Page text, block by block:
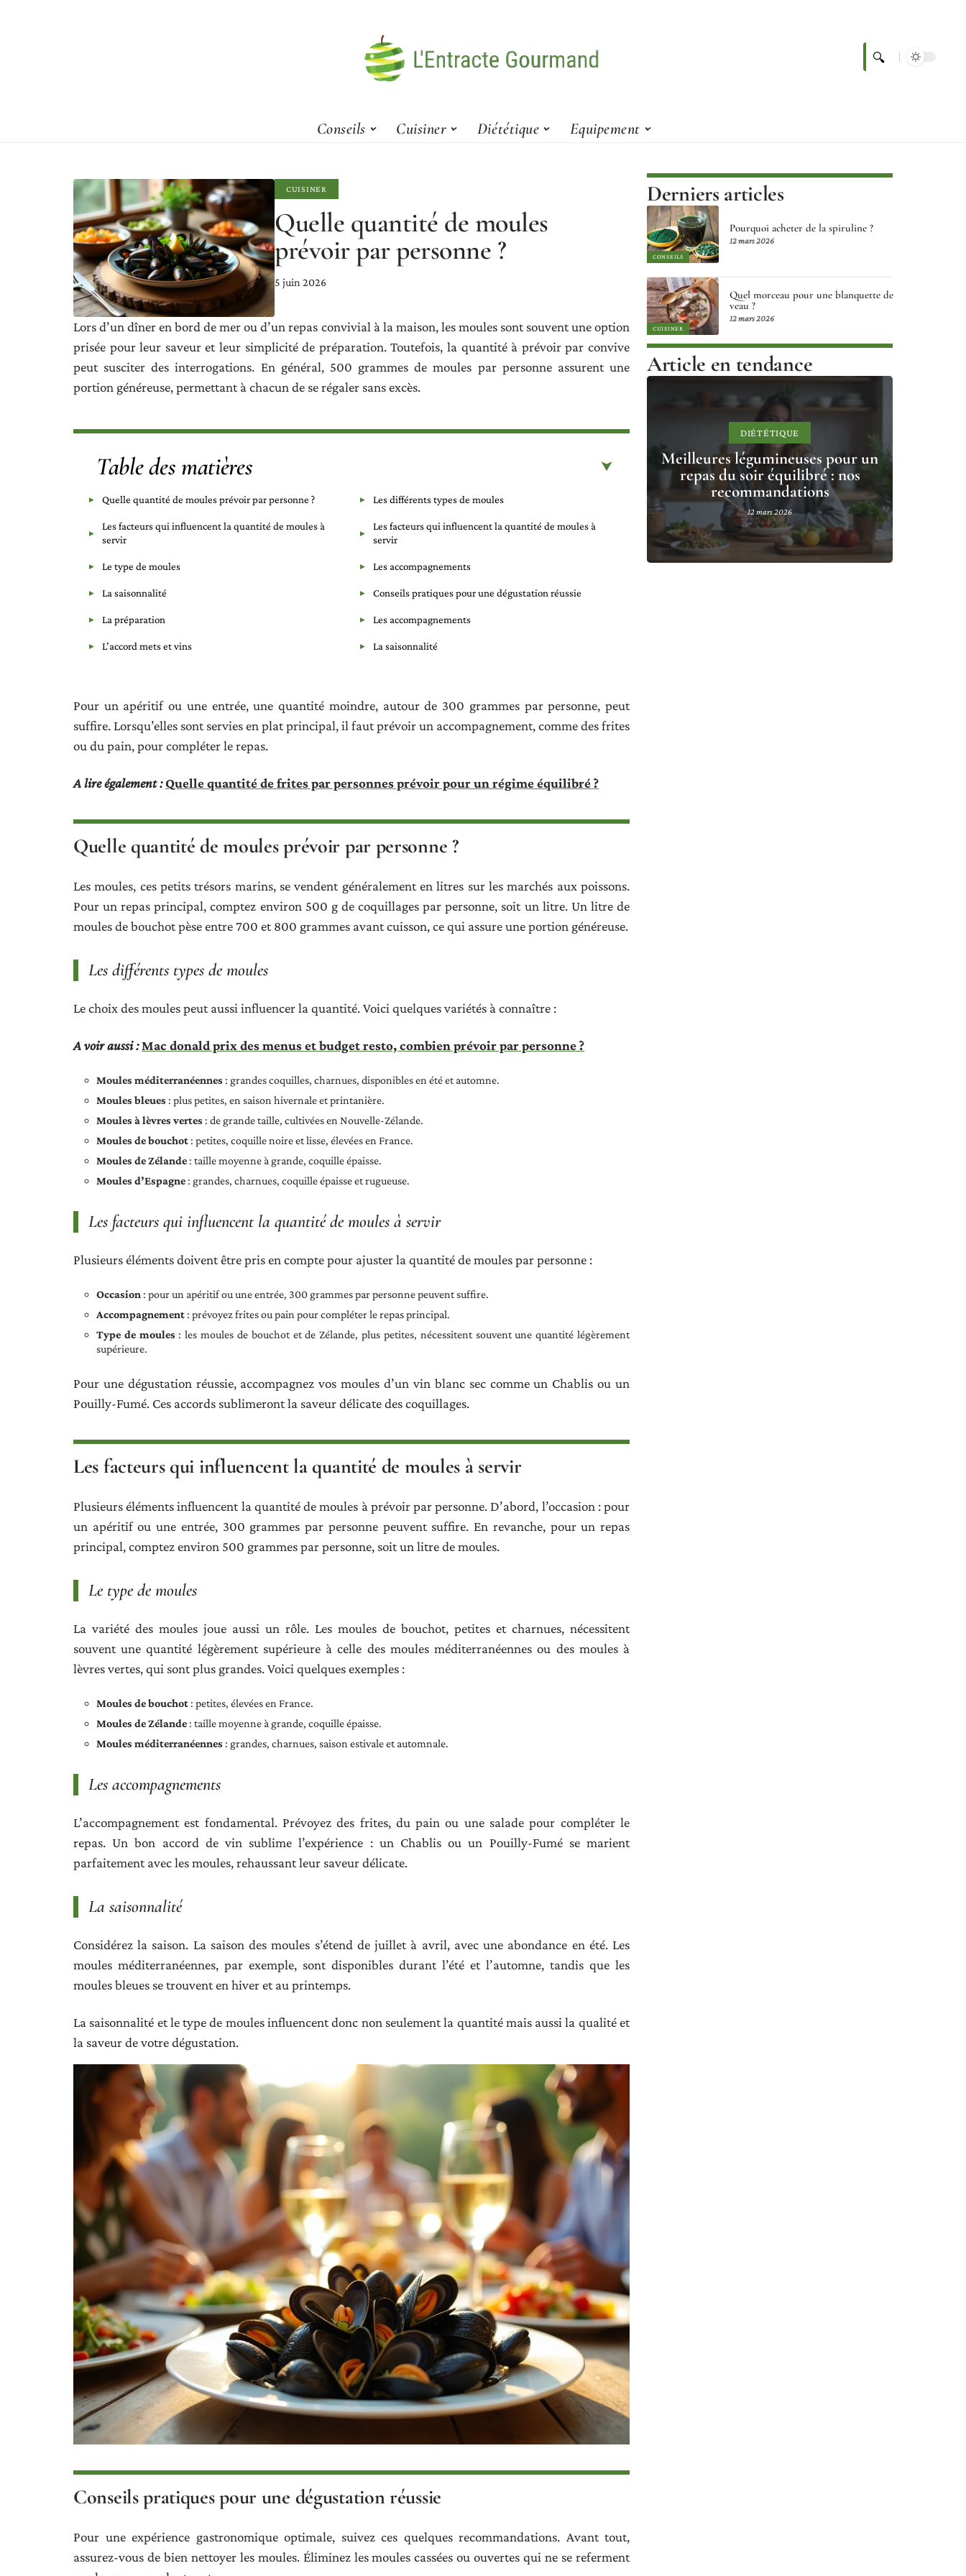
Conseils Cuisiner Diététique Equipement
CUISINER
Quelle quantité de moules
prévoir par personne ?
5 juin 2026
Lors d’un dîner en bord de mer ou d’un repas convivial à la maison, les moules sont souvent une option
prisée pour leur saveur et leur simplicité de préparation. Toutefois, la quantité à prévoir par convive
peut susciter des interrogations. En général, 500 grammes de moules par personne assurent une
portion généreuse, permettant à chacun de se régaler sans excès.
Table des matières
Quelle quantité de moules prévoir par personne ? Les différents types de moules
Les facteurs qui influencent la quantité de moules à
servir
Les facteurs qui influencent la quantité de moules à
servir
Le type de moules Les accompagnements
La saisonnalité Conseils pratiques pour une dégustation réussie
La préparation Les accompagnements
L’accord mets et vins La saisonnalité
Pour un apéritif ou une entrée, une quantité moindre, autour de 300 grammes par personne, peut
suffire. Lorsqu’elles sont servies en plat principal, il faut prévoir un accompagnement, comme des frites
ou du pain, pour compléter le repas.
A lire également :Quelle quantité de frites par personnes prévoir pour un régime équilibré ?
Quelle quantité de moules prévoir par personne ?
Les moules, ces petits trésors marins, se vendent généralement en litres sur les marchés aux poissons.
Pour un repas principal, comptez environ 500 g de coquillages par personne, soit un litre. Un litre de
moules de bouchot pèse entre 700 et 800 grammes avant cuisson, ce qui assure une portion généreuse.
Les différents types de moules
Le choix des moules peut aussi influencer la quantité. Voici quelques variétés à connaître :
A voir aussi :Mac donald prix des menus et budget resto, combien prévoir par personne ?
Moules méditerranéennes : grandes coquilles, charnues, disponibles en été et automne.
Moules bleues : plus petites, en saison hivernale et printanière.
Moules à lèvres vertes : de grande taille, cultivées en Nouvelle-Zélande.
Moules de bouchot : petites, coquille noire et lisse, élevées en France.
Moules de Zélande : taille moyenne à grande, coquille épaisse.
Moules d’Espagne : grandes, charnues, coquille épaisse et rugueuse.
Les facteurs qui influencent la quantité de moules à servir
Plusieurs éléments doivent être pris en compte pour ajuster la quantité de moules par personne :
Occasion : pour un apéritif ou une entrée, 300 grammes par personne peuvent suffire.
Accompagnement : prévoyez frites ou pain pour compléter le repas principal.
Type de moules : les moules de bouchot et de Zélande, plus petites, nécessitent souvent une quantité légèrement
supérieure.
Pour une dégustation réussie, accompagnez vos moules d’un vin blanc sec comme un Chablis ou un
Pouilly-Fumé. Ces accords sublimeront la saveur délicate des coquillages.
Les facteurs qui influencent la quantité de moules à servir
Plusieurs éléments influencent la quantité de moules à prévoir par personne. D’abord, l’occasion : pour
un apéritif ou une entrée, 300 grammes par personne peuvent suffire. En revanche, pour un repas
principal, comptez environ 500 grammes par personne, soit un litre de moules.
Le type de moules
La variété des moules joue aussi un rôle. Les moules de bouchot, petites et charnues, nécessitent
souvent une quantité légèrement supérieure à celle des moules méditerranéennes ou des moules à
lèvres vertes, qui sont plus grandes. Voici quelques exemples :
Moules de bouchot : petites, élevées en France.
Moules de Zélande : taille moyenne à grande, coquille épaisse.
Moules méditerranéennes : grandes, charnues, saison estivale et automnale.
Les accompagnements
L’accompagnement est fondamental. Prévoyez des frites, du pain ou une salade pour compléter le
repas. Un bon accord de vin sublime l’expérience : un Chablis ou un Pouilly-Fumé se marient
parfaitement avec les moules, rehaussant leur saveur délicate.
La saisonnalité
Considérez la saison. La saison des moules s’étend de juillet à avril, avec une abondance en été. Les
moules méditerranéennes, par exemple, sont disponibles durant l’été et l’automne, tandis que les
moules bleues se trouvent en hiver et au printemps.
La saisonnalité et le type de moules influencent donc non seulement la quantité mais aussi la qualité et
la saveur de votre dégustation.
Conseils pratiques pour une dégustation réussie
Pour une expérience gastronomique optimale, suivez ces quelques recommandations. Avant tout,
assurez-vous de bien nettoyer les moules. Éliminez les moules cassées ou ouvertes qui ne se referment
Derniers articles
CONSEILS
Pourquoi acheter de la spiruline ?
12 mars 2026
CUISINER
Quel morceau pour une blanquette de
veau ?
12 mars 2026
Article en tendance
DIÉTÉTIQUE
Meilleures légumineuses pour un
repas du soir équilibré : nos
recommandations
12 mars 2026